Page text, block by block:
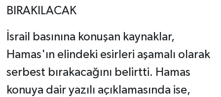
BIRAKILACAK
İsrail basınına konuşan kaynaklar,
Hamas'ın elindeki esirleri aşamalı olarak
serbest bırakacağını belirtti. Hamas
konuya dair yazılı açıklamasında ise,